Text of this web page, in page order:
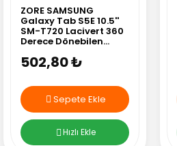
ZORE SAMSUNG
Galaxy Tab S5E 10.5''
SM-T720 Lacivert 360
Derece Dönebilen
502,80 ₺
Sepete Ekle
Hızlı Ekle